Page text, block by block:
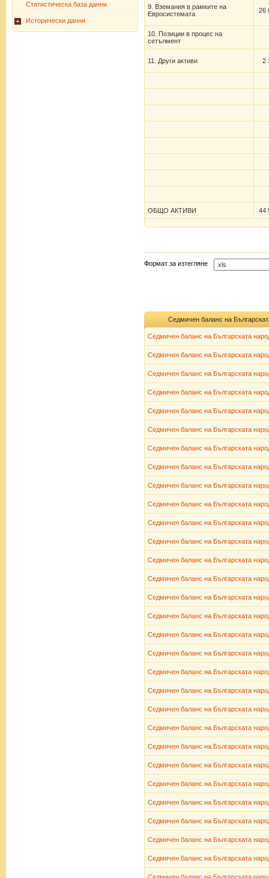
Статистическа база данни
Исторически данни
9. Вземания в рамките на
Евросистемата
26
10. Позиции в процес на
сетълмент
11. Други активи 2
ОБЩО АКТИВИ 44
Формат за изтегляне
Седмичен баланс на
Седмичен баланс на Българската
Седмичен баланс на Българската
Седмичен баланс на Българската
Седмичен баланс на Българската
Седмичен баланс на Българската
Седмичен баланс на Българската
Седмичен баланс на Българската
Седмичен баланс на Българската
Седмичен баланс на Българската
Седмичен баланс на Българската
Седмичен баланс на Българската
Седмичен баланс на Българската
Седмичен баланс на Българската
Седмичен баланс на Българската
Седмичен баланс на Българската
Седмичен баланс на Българската
Седмичен баланс на Българската
Седмичен баланс на Българската
Седмичен баланс на Българската
Седмичен баланс на Българската
Седмичен баланс на Българската
Седмичен баланс на Българската
Седмичен баланс на Българската
Седмичен баланс на Българската
Седмичен баланс на Българската
Седмичен баланс на Българската
Седмичен баланс на Българската
Седмичен баланс на Българската
Седмичен баланс на Българската